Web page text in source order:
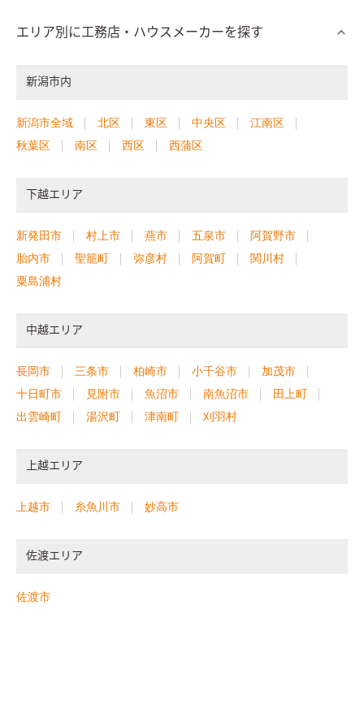
エリア別に工務店・ハウスメーカーを探す
新潟市内
新潟市全域 北区 東区 中央区
江南区
秋葉区
南区 西区 西蒲区
下越エリア
新発田市 村上市 燕市 五泉市
阿賀野市
胎内市
聖籠町 弥彦村 阿賀町
関川村
粟島浦村
中越エリア
長岡市 三条市 柏崎市 小千谷市
加茂市
十日町市
見附市 魚沼市 南魚沼市
田上町
出雲崎町
湯沢町 津南町 刈羽村
上越エリア
上越市 糸魚川市 妙高市
佐渡エリア
佐渡市